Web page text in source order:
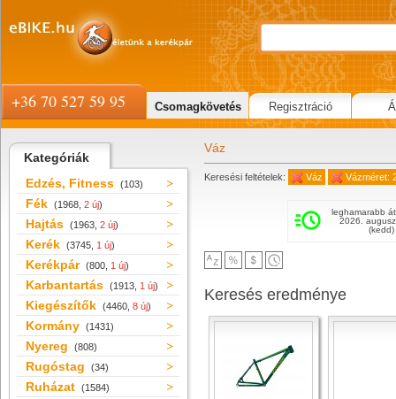
Kategóriák
Edzés, Fitness (103)
Fék (1968, 2 új)
Hajtás (1963, 2 új)
Kerék (3745, 1 új)
Kerékpár (800, 1 új)
Karbantartás (1913, 1 új)
Kiegészítők (4460, 8 új)
Kormány (1431)
Nyereg (808)
Rugóstag (34)
Ruházat (1584)
Váz
Keresési feltételek: Váz Vázméret:
leghamarabb
2026.
(kedd)
Keresés eredménye
+36 70 527 59 95 Csomagkövetés Regisztráció